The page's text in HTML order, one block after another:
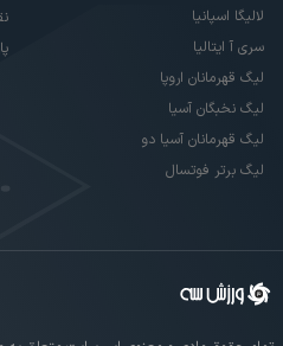
لالیگا اسپانیا
سری آ ایتالیا
لیگ قهرمانان اروپا
لیگ نخبگان آسیا
لیگ قهرمانان آسیا دو
لیگ برتر فوتسال